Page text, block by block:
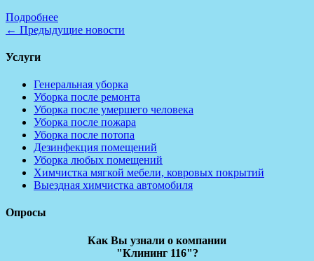
Подробнее
← Предыдущие новости
Услуги
Генеральная уборка
Уборка после ремонта
Уборка после умершего человека
Уборка после пожара
Уборка после потопа
Дезинфекция помещений
Уборка любых помещений
Химчистка мягкой мебели, ковровых покрытий
Выездная химчистка автомобиля
Опросы
Как Вы узнали о компании
"Клининг 116"?